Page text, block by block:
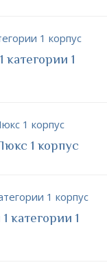
1
1 корпус
категории 1